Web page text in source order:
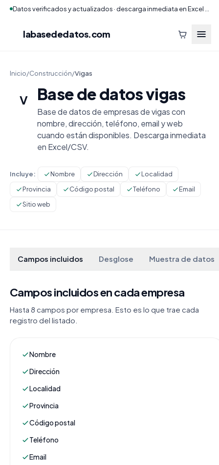
labasededatos.com
Inicio/Construcción/Vigas
V Base de datos vigas
Base de datos de empresas de vigas con
nombre, dirección, teléfono, email y web
cuando están disponibles. Descarga inmediata
en Excel/CSV.
Incluye: Nombre Dirección
Localidad
Provincia
Código postal Teléfono
Email
Sitio web
Campos incluidos Desglose Muestra de datos
Campos incluidos en cada empresa
Hasta 8 campos por empresa. Esto es lo que trae cada
registro del listado.
Nombre
Dirección
Localidad
Provincia
Código postal
Teléfono
Email